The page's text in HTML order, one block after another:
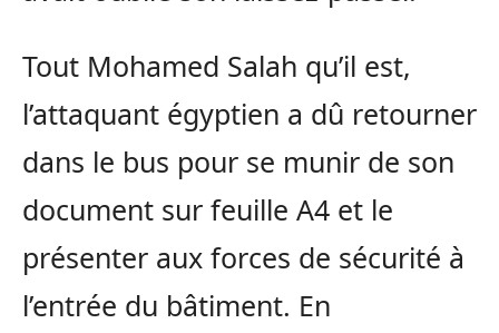
Tout Mohamed Salah qu’il est,
l’attaquant égyptien a dû retourner
dans le bus pour se munir de son
document sur feuille A4 et le
présenter aux forces de sécurité à
l’entrée du bâtiment. En